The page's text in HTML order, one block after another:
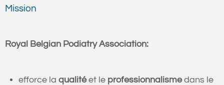
Mission
Royal Belgian Podiatry Association​​​​‌‍​‍​‍‌‍‌​‍‌‍‍‌‌‍‌‌‍‍‌‌‍‍​‍​‍​‍‍​‍​‍‌​‌‍​‌‌‍‍‌‍‍‌‌‌​‌‍‌​‍‍‌‍‍‌‌‍​‍​‍​‍​​‍​‍‌‍‍​‌​‍‌‍‌‌‌‍‌‍​‍​‍​‍‍​‍​‍​‍‌​‌‌​‌‌‌‌‍‌​‌‍‍‌‌‍​‍‌‍‍‌‌‍‍‌‌​‌‍‌‌‌‍‍‌‌​​‍‌‍‌‌‌‍‌​‌‍‍‌‌‌​​‍‌‍‌‌‍‌‍‌​‌‍‌‌​‌‌​​‌​‍‌‍‌‌‌​‌‍‌‌‌‍‍‌‌​‌‍​‌‌‌​‌‍‍‌‌‍‌‍‍​‍‌‍‍‌‌‍‌​​‌​​​​​​​‌​​‌‌‍​‌‌‍‌‍‌‍‌​​‍​​‍‌​‌‌​​‌​‌​​‍​​‍‌​‌​​‌‌‍​‌‍​‌​‍‌​‍‌​‌​​‌‌​​‌​‍‌‌‍‌​​​‌​​‍​‌​‌‍‌​​​‍​‍​​​‌​‌‍‌‍​‍​​​‌‍‌‍​‍‌‌​‌‍‌‌​​‌‍‌‌​‌‌‍​‌‌‍​‍‌‍‌‌‌‌‌​‌​​‌‍​‌‌‍‌‌‍‌‌​‍‌​​‌‍​‌‌‌​‌‍‍​​‌‌‍​‌‌‍​‍‌‍‌‌‌‌‌​‌​​‌‍​‌‌‍‌‌‍‌‌‌​‍​‌‍‌‌‌​‍‌‍‌​‌‍‌‌‌‍​‌‌​‌‍‍‌‌‍‌‍‍​‍‍‌​‌‌‌‌‍​‍‌‌‌​‌‍‌‌‌‍​‌‌​​‍‌‌​‌‌‌​​‍‌‌‌‍‍‌‍‌‌‌‍‌​‍‌‌​​‌​‌​​‍‌‌​​‌​‌​​‍‌‌​​‍​​‍‌‍‍‌‍​​‍‌‌​​‍​​‍​‍‌‌​‌‌‌​‌​​‍‍‌‌‍‌‍​‌‌‍​‌‌‌‌‍‌‌​‍‌‌​‌‌‌​​‍‌‌‌‍‍‌‍‌‌‌‍‌​‍‌‌​​‌​‌​​‍‌‌​​‌​‌​​‍‌‌​​‍​​‍​‌‍​​​​​‌​‍‌​‍‌‌‍​​‌​​​‌‍‌‍‌‍‌‍‌‍‌‍‌‍‌​​‍‌‌​​‍​​‍​‍‌‌​‌‌‌​‌​​‍‍‌‍​‌‍‍​‌‍‍‌‌‍​‌‍‌​‌​‍‌‍‌‌‌‍‍​‍‌‌​‌‌‌​​‍‌‌‌‍‍‌‍‌‌‌‍‌​‍‌‌​​‌​‌​​‍‌‌​​‌​‌​​‍‌‌​​‍​​‍​​​​​‍‌‍‌‍‌‍​​‌​‌‌​‍​‌‍​‍​​‌​​‌‍​‍‌‍‌​​‍‌‌​​‍​​‍​‍‌‌​‌‌‌​‌​​‍‍‌‌​‌‍‌‌‌‍​‌‌​​‌‍​‍‌‍​‌‌​‌‍‌‌‌‌‌‌‌​‍‌‍​​‌​‍‌‌​​‍‌​‌‍‌​‌‌​‌‌‌‌‍‌​‌‍‍‌‌‍​‍‌‍‌‍‍‌‌‍‌​​‌​​​​​​​‌​​‌‌‍​‌‌‍‌‍‌‍‌​​‍​​‍‌​‌‌​​‌​‌​​‍​​‍‌​‌​​‌‌‍​‌‍​‌​‍‌​‍‌​‌​​‌‌​​‌​‍‌‌‍‌​​​‌​​‍​‌​‌‍‌​​​‍​‍​​​‌​‌‍‌‍​‍​​​‌‍‌‍​‍‌‍‌‌​‌‍‌‌​​‌‍‌‌​‌‌‍​‌‌‍​‍‌‍‌‌‌‌‌​‌​​‌‍​‌‌‍‌‌‍‌‌​‍‌‍‌​​‌‍​‌‌‌​‌‍‍​​‌‌‍​‌‌‍​‍‌‍‌‌‌‌‌​‌​​‌‍​‌‌‍‌‌‍‌‌‌​‍​‌‍‌‌‌​‍‌‍‌​‌‍‌‌‌‍​‌‌​‌‍‍‌‌‍‌‍‍​‍‍‌​‌‌‌‌‍​‍‌‌‌​‌‍‌‌‌‍​‌‌​​‍‌‌​‌‌‌​​‍‌‌‌‍‍‌‍‌‌‌‍‌​‍‌‌​​‌​‌​​‍‌‌​​‌​‌​​‍‌‌​​‍​​‍‌‍‍‌‍​​‍‌‌​​‍​​‍​‍‌‌​‌‌‌​‌​​‍‍‌‌‍‌‍​‌‌‍​‌‌‌‌‍‌‌​‍‌‌​‌‌‌​​‍‌‌‌‍‍‌‍‌‌‌‍‌​‍‌‌​​‌​‌​​‍‌‌​​‌​‌​​‍‌‌​​‍​​‍​‌‍​​​​​‌​‍‌​‍‌‌‍​​‌​​​‌‍‌‍‌‍‌‍‌‍‌‍‌‍‌​​‍‌‌​​‍​​‍​‍‌‌​‌‌‌​‌​​‍‍‌‍​‌‍‍​‌‍‍‌‌‍​‌‍‌​‌​‍‌‍‌‌‌‍‍​‍‌‌​‌‌‌​​‍‌‌‌‍‍‌‍‌‌‌‍‌​‍‌‌​​‌​‌​​‍‌‌​​‌​‌​​‍‌‌​​‍​​‍​​​​​‍‌‍‌‍‌‍​​‌​‌‌​‍​‌‍​‍​​‌​​‌‍​‍‌‍‌​​‍‌‌​​‍​​‍​‍‌‌​‌‌‌​‌​​‍‍‌‌​‌‍‌‌‌‍​‌‌​​‍​‍‌‌:
efforce la qualitéet le professionnalismedans le